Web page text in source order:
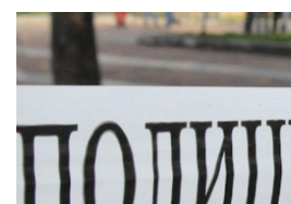
БИЗНЕС
ЮГ
Веселин
Василев,
v.vasilev@flagman.bg